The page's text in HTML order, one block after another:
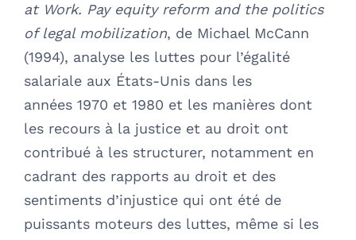
at Work. Pay equity reform and the politics
of legal mobilization, de Michael McCann
(1994), analyse les luttes pour l’égalité
salariale aux États-Unis dans les
années 1970 et 1980 et les manières dont
les recours à la justice et au droit ont
contribué à les structurer, notamment en
cadrant des rapports au droit et des
sentiments d’injustice qui ont été de
puissants moteurs des luttes, même si les